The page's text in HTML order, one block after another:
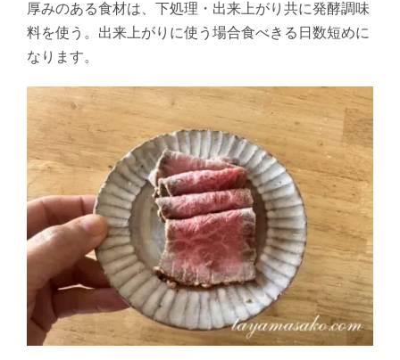
厚みのある食材は、下処理・出来上がり共に発酵調味
料を使う。出来上がりに使う場合食べきる日数短めに
なります。